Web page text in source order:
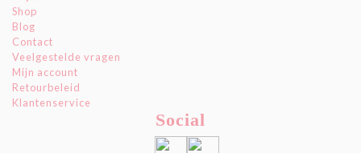
Shop
Blog
Contact
Veelgestelde vragen
Mijn account
Retourbeleid
Klantenservice
Social